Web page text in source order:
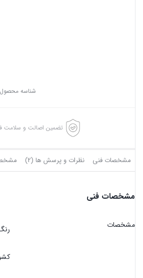
شناسه
تضمین اصالت و سلامت
مشخصات فنی نظرات و پرسش ها (2)
مشخصات فنی
مشخصات